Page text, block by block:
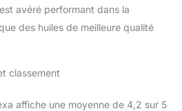
les problèmes avec
vous aiderons à
en temps opportun.
avéré performant dans la
des huiles de meilleure qualité
classement
affiche une moyenne de 4,2 sur 5